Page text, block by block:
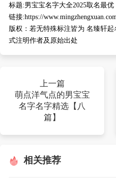
标题:男宝宝名字大全2025取名最优
链接:https://
版权： 若无特殊标注皆为 名臻轩
式注明作者及原始出处
上一篇
萌点洋气点的男宝宝
名字名字精选【八
篇】
相关推荐